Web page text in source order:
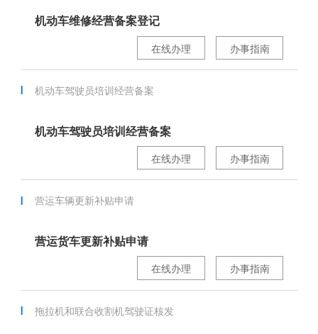
机动车维修经营备案登记
办事指南
在线办理
机动车驾驶员培训经营备案
机动车驾驶员培训经营备案
办事指南
在线办理
营运车辆更新补贴申请
营运货车更新补贴申请
办事指南
在线办理
拖拉机和联合收割机驾驶证核发